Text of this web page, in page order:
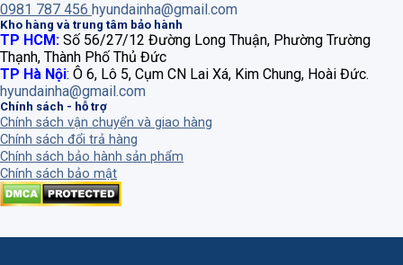
0981 787 456 hyundainha@gmail.com
Kho hàng và trung tâm bảo hành
TP HCM: Số 56/27/12 Đường Long Thuận, Phường Trường
Thạnh, Thành Phố Thủ Đức
TP Hà Nội: Ô 6, Lô 5, Cụm CN Lai Xá, Kim Chung, Hoài Đức.
hyundainha@gmail.com
Chính sách - hỗ trợ
Chính sách vận chuyển và giao hàng
Chính sách đổi trả hàng
Chính sách bảo hành sản phẩm
Chính sách bảo mật